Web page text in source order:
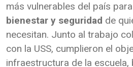
más vulnerables del país para
bienestar y seguridad de
necesitan. Junto al trabajo
con la USS, cumplieron el
infraestructura de la